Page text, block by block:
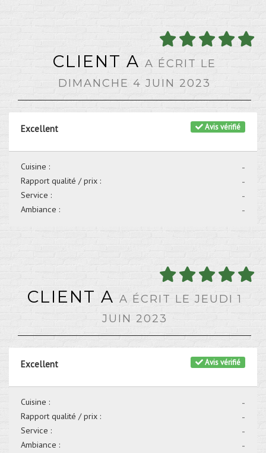
CLIENT A A ÉCRIT LE
DIMANCHE 4 JUIN 2023
Avis vérifié
Excellent
-
Cuisine :
-
Rapport qualité / prix :
-
Service :
-
Ambiance :
CLIENT A A ÉCRIT LE JEUDI 1
JUIN 2023
Avis vérifié
Excellent
-
Cuisine :
-
Rapport qualité / prix :
-
Service :
-
Ambiance :